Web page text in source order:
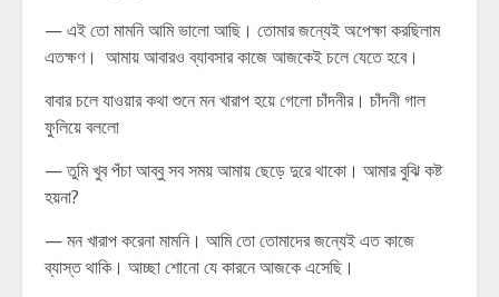
— এই তো মামনি আমি ভালো আছি। তোমার জন্যেই অপেক্ষা করছিলাম
এতক্ষণ। আমায় আবারও ব্যাবসার কাজে আজকেই চলে যেতে হবে।
বাবার চলে যাওয়ার কথা শুনে মন খারাপ হয়ে গেলো চাঁদনীর। চাঁদনী গাল
ফুলিয়ে বললো
— তুমি খুব পঁচা আব্বু সব সময় আমায় ছেড়ে দুরে থাকো। আমার বুঝি কষ্ট
হয়না?
— মন খারাপ করেনা মামনি। আমি তো তোমাদের জন্যেই এত কাজে
ব্যাস্ত থাকি। আচ্ছা শোনো যে কারনে আজকে এসেছি।